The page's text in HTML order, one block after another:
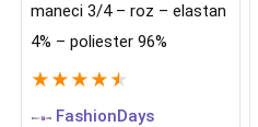
maneci 3/4 – roz – elastan
4% – poliester 96%
★ ★ ★ ★ ★
FashionDays